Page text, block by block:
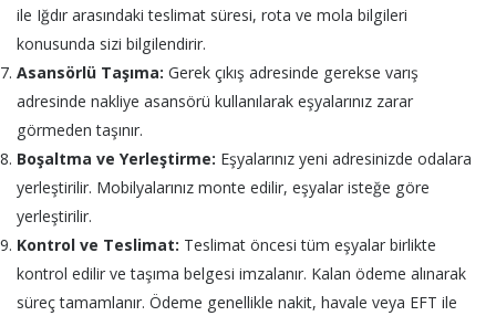
ile Iğdır arasındaki teslimat süresi, rota ve mola bilgileri
konusunda sizi bilgilendirir.
Asansörlü Taşıma: Gerek çıkış adresinde gerekse varış
adresinde nakliye asansörü kullanılarak eşyalarınız zarar
görmeden taşınır.
Boşaltma ve Yerleştirme: Eşyalarınız yeni adresinizde odalara
yerleştirilir. Mobilyalarınız monte edilir, eşyalar isteğe göre
yerleştirilir.
Kontrol ve Teslimat: Teslimat öncesi tüm eşyalar birlikte
kontrol edilir ve taşıma belgesi imzalanır. Kalan ödeme alınarak
süreç tamamlanır. Ödeme genellikle nakit, havale veya EFT ile